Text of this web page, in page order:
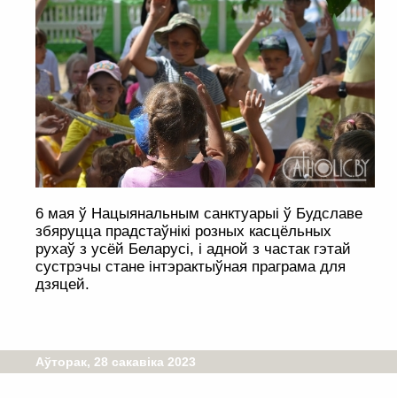
6 мая ў Нацыянальным санктуарыі ў Будславе
збяруцца прадстаўнікі розных касцёльных
рухаў з усёй Беларусi, і адной з частак гэтай
сустрэчы стане iнтэрактыўная праграма для
дзяцей.
Аўторак, 28 сакавіка 2023